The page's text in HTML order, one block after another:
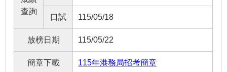
查詢
口試 115/05/18
放榜日期 115/05/22
簡章下載 115年港務局招考簡章